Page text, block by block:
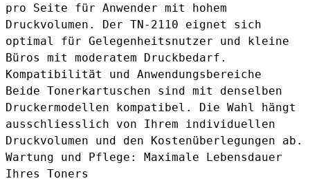
pro Seite für Anwender mit hohem
Druckvolumen. Der TN-2110 eignet sich
optimal für Gelegenheitsnutzer und kleine
Büros mit moderatem Druckbedarf.
Kompatibilität und Anwendungsbereiche
Beide Tonerkartuschen sind mit denselben
Druckermodellen kompatibel. Die Wahl hängt
ausschliesslich von Ihrem individuellen
Druckvolumen und den Kostenüberlegungen ab.
Wartung und Pflege: Maximale Lebensdauer
Ihres Toners